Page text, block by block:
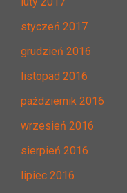
styczeń 2017
grudzień 2016
listopad 2016
październik 2016
wrzesień 2016
sierpień 2016
lipiec 2016